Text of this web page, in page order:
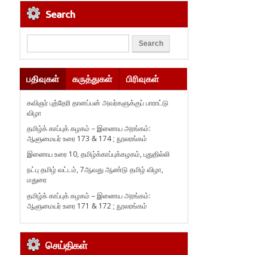
Search
பதிவுகள் கருத்துகள் பிரிவுகள்
கவிஞர் புத்தேரி தானப்பன் அவர்களுக்குப் பாராட்டு
விழா
தமிழ்க் காப்புக் கழகம் – இணைய அரங்கம்:
ஆளுமையர் உரை 173 & 174 ; நூலரங்கம்
இணைய உரை 10, தமிழ்க்காப்புக்கழகம், புதுதில்லி
நட்பு தமிழ் வட்டம், 7ஆவது ஆண்டு தமிழ் விழா,
மதுரை
தமிழ்க் காப்புக் கழகம் – இணைய அரங்கம்:
ஆளுமையர் உரை 171 & 172 ; நூலரங்கம்
செய்திகள்